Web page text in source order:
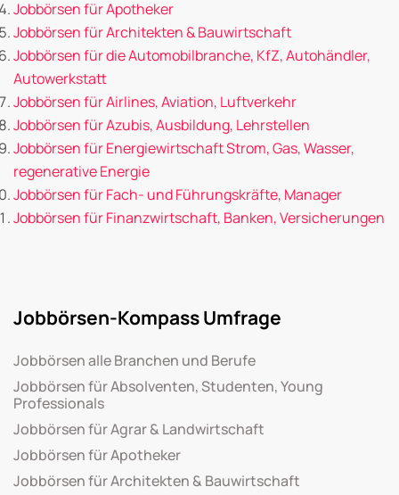
Jobbörsen für Apotheker
Jobbörsen für Architekten & Bauwirtschaft
Jobbörsen für die Automobilbranche, KfZ, Autohändler,
Autowerkstatt
Jobbörsen für Airlines, Aviation, Luftverkehr
Jobbörsen für Azubis, Ausbildung, Lehrstellen
Jobbörsen für Energiewirtschaft Strom, Gas, Wasser,
regenerative Energie
Jobbörsen für Fach- und Führungskräfte, Manager
Jobbörsen für Finanzwirtschaft, Banken, Versicherungen
Jobbörsen-Kompass Umfrage
Jobbörsen alle Branchen und Berufe
Jobbörsen für Absolventen, Studenten, Young
Professionals
Jobbörsen für Agrar & Landwirtschaft
Jobbörsen für Apotheker
Jobbörsen für Architekten & Bauwirtschaft